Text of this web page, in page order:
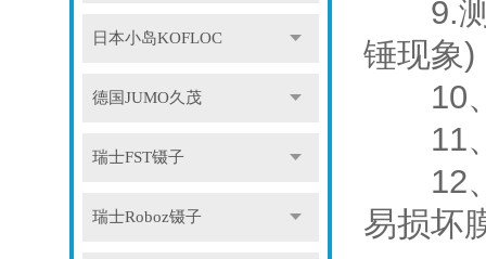
日本小岛KOFLOC
德国JUMO久茂
瑞士FST镊子
瑞士Roboz镊子
9.测
锤现象)
10、
11、
12、
易损坏